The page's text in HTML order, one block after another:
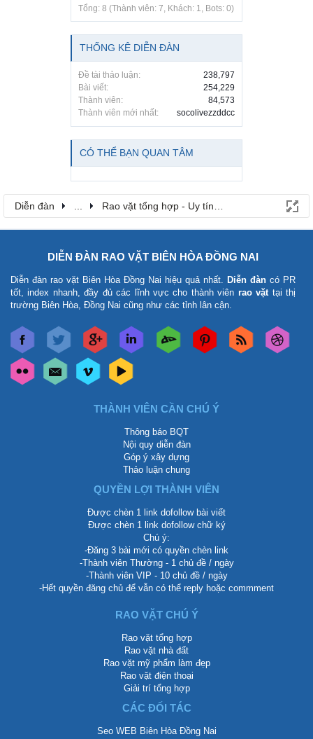
Tổng: 8 (Thành viên: 7, Khách: 1, Bots: 0)
THỐNG KÊ DIỄN ĐÀN
Đề tài thảo luận:
238,797
Bài viết:
254,229
Thành viên:
84,573
Thành viên mới nhất:
socolivezzddcc
CÓ THỂ BẠN QUAN TÂM
Diễn đàn Rao vặt tổng hợp - Uy tín - Miễn phí
DIỄN ĐÀN RAO VẶT BIÊN HÒA ĐỒNG NAI
Diễn đàn rao vặt Biên Hòa Đồng Nai hiệu quả nhất. Diễn đàn có PR
tốt, index nhanh, đầy đủ các lĩnh vực cho thành viên rao vặt tại thị
trường Biên Hòa, Đồng Nai cũng như các tỉnh lân cận.
THÀNH VIÊN CẦN CHÚ Ý
Thông báo BQT
Nội quy diễn đàn
Góp ý xây dựng
Thảo luận chung
QUYỀN LỢI THÀNH VIÊN
Được chèn 1 link dofollow bài viết
Được chèn 1 link dofollow chữ ký
Chú ý:
-Đăng 3 bài mới có quyền chèn link
-Thành viên Thường - 1 chủ đề / ngày
-Thành viên VIP - 10 chủ đề / ngày
-Hết quyền đăng chủ để vẫn có thể reply hoặc commment
RAO VẶT CHÚ Ý
Rao vặt tổng hợp
Rao vặt nhà đất
Rao vặt mỹ phẩm làm đẹp
Rao vặt điện thoại
Giải trí tổng hợp
CÁC ĐỐI TÁC
Seo WEB Biên Hòa Đồng Nai